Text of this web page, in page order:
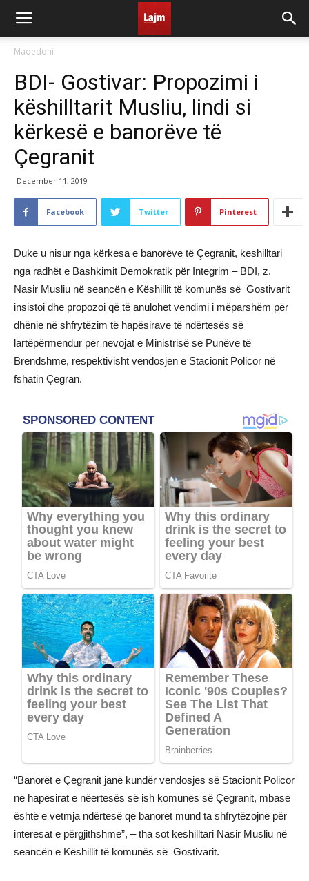
Maqedoni
BDI- Gostivar: Propozimi i
këshilltarit Musliu, lindi si
kërkesë e banorëve të
Çegranit
December 11, 2019
Facebook Twitter Pinterest
Duke u nisur nga kërkesa e banorëve të Çegranit, keshilltari
nga radhët e Bashkimit Demokratik për Integrim – BDI, z.
Nasir Musliu në seancën e Këshillit të komunës së Gostivarit
insistoi dhe propozoi që të anulohet vendimi i mëparshëm për
dhënie në shfrytëzim të hapësirave të ndërtesës së
lartëpërmendur për nevojat e Ministrisë së Punëve të
Brendshme, respektivisht vendosjen e Stacionit Policor në
fshatin Çegran.
“Banorët e Çegranit janë kundër vendosjes së Stacionit Policor
në hapësirat e nëertesës së ish komunës së Çegranit, mbase
është e vetmja ndërtesë që banorët mund ta shfrytëzojnë për
interesat e përgjithshme”, – tha sot keshilltari Nasir Musliu në
seancën e Këshillit të komunës së Gostivarit.